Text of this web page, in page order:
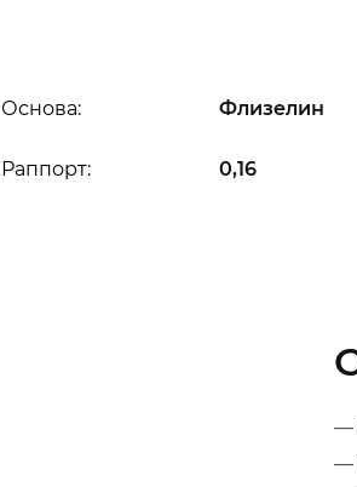
Раппорт: 0,16
Основа: Флизелин
—
—